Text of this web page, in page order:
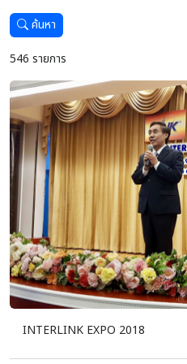
ค้นหา
546 รายการ
INTERLINK EXPO 2018